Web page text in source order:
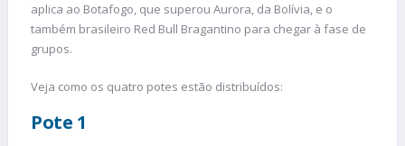
aplica ao Botafogo, que superou Aurora, da Bolívia, e o
também brasileiro Red Bull Bragantino para chegar à fase de
grupos.
Veja como os quatro potes estão distribuídos:
Pote 1